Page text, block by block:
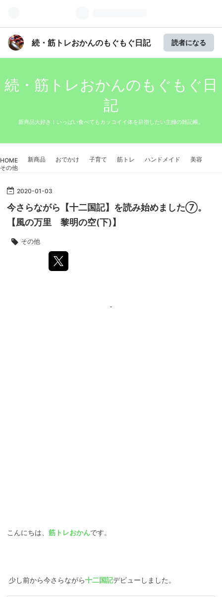
続・筋トレおかんのもぐもぐ日記 読者になる
続・筋トレおかんのもぐもぐ日
記
新商品大好き！いっぱい食べてもカッコイイ体を目指したい主婦の雑記帳。
HOME 新商品 おでかけ 子育て 筋トレ ハンドメイド
美容
その他
2020-01-03
今さらながら【十二国記】を読み始めました⑦。
【風の万里 黎明の空(下)】
その他
こんにちは、 筋トレおかんです。
少し前から今さらながら十二国記デビューしました。